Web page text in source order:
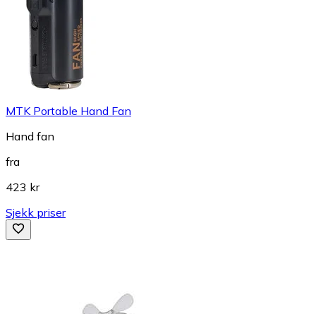
MTK Portable Hand Fan
Hand fan
fra
423 kr
Sjekk priser